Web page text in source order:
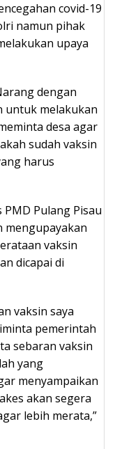
covid-19
namun pihak
upaya
dengan
untuk melakukan
desa agar
sudah vaksin
harus
Pulang Pisau
mengupayakan
vaksin
dicapai di
vaksin saya
pemerintah
sebaran vaksin
yang
menyampaikan
akan segera
lebih merata,”